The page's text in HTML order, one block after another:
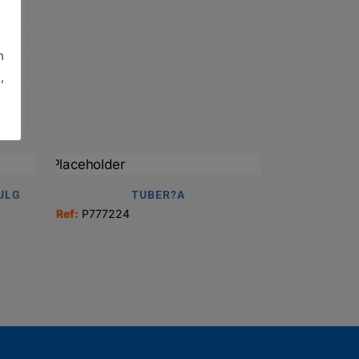
TUBER?A
Ref: P777224